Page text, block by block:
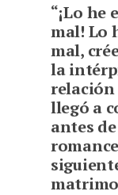
“¡Lo he
mal! Lo
mal,
la
relación
llegó a
antes